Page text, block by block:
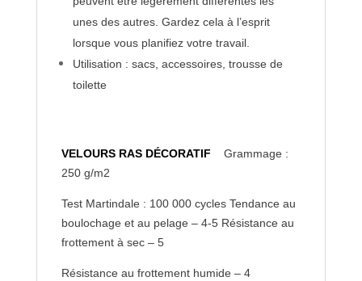
unes des autres. Gardez cela à l’esprit
lorsque vous planifiez votre travail.
Utilisation : sacs, accessoires, trousse de
toilette
VELOURS RAS DÉCORATIF Grammage :
250 g/m2
Test Martindale : 100 000 cycles Tendance au
boulochage et au pelage – 4-5 Résistance au
frottement à sec – 5
Résistance au frottement humide – 4